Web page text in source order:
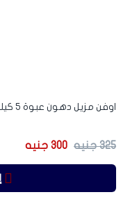
اوفن مزيل دهون عبوة 5 كيلو
325 جنيه 300 جنيه